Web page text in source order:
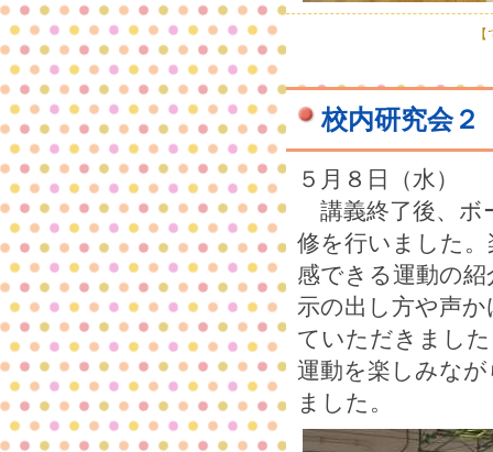
校内研究会２
５月８日（水）
講義終了後、ボ
修を行いました
感できる運動の
示の出し方や声
ていただきまし
運動を楽しみな
ました。